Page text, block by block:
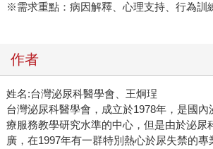
※需求重點：病因解釋、心理支持、行為訓
作者
姓名:台灣泌尿科醫學會、王炯珵
台灣泌尿科醫學會，成立於1978年，是國內
療服務教學研究水準的中心，但是由於泌尿
廣，在1997年有一群特別熱心於尿失禁的